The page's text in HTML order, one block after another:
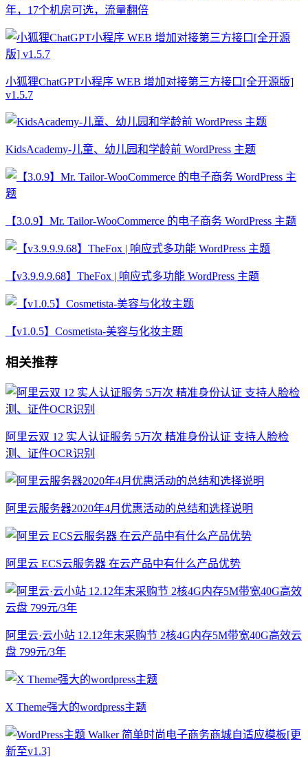
年，17个机房可选，流量翻倍
小狐狸ChatGPT小程序 WEB 增加对接第三方接口[全开源版]
v1.5.7
KidsAcademy-儿童、幼儿园和学龄前 WordPress 主题
【3.0.9】Mr. Tailor-WooCommerce 的电子商务 WordPress 主题
【v3.9.9.9.68】TheFox | 响应式多功能 WordPress 主题
【v1.0.5】Cosmetista-美容与化妆主题
相关推荐
阿里云双 12 实人认证服务 5万次 精准身份认证 支持人脸检
测、证件OCR识别
阿里云服务器2020年4月优惠活动的总结和选择说明
阿里云 ECS云服务器 在云产品中有什么产品优势
阿里云·云小站 12.12年末采购节 2核4G内存5M带宽40G高效云
盘 799元/3年
X Theme强大的wordpress主题